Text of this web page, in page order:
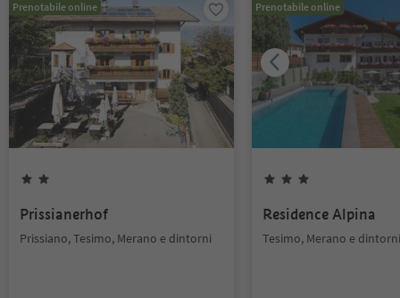
Prenotabile online
Prissianerhof
Prissiano, Tesimo, Merano e dintorni
Prenotabile online
Residence Alpina
Tesimo, Merano e dintorni